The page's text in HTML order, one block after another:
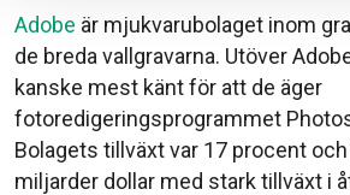
Adobe är mjukvarubolaget inom
de breda vallgravarna. Utöver
kanske mest känt för att de äger
fotoredigeringsprogrammet
Bolagets tillväxt var 17 procent
miljarder dollar med stark tillväxt i